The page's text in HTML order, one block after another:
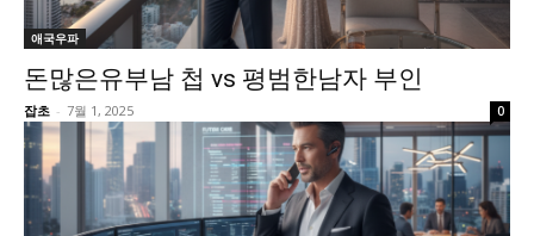
애국우파
돈많은유부남 첩 vs 평범한남자 부인
잡초 - 7월 1, 2025 0